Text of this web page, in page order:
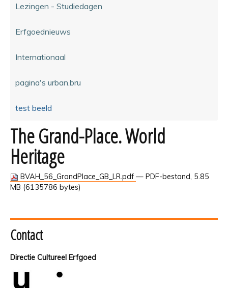
Lezingen - Studiedagen
Erfgoednieuws
Internationaal
pagina's urban.bru
test beeld
The Grand-Place. World
Heritage
BVAH_56_GrandPlace_GB_LR.pdf — PDF-bestand, 5.85
MB (6135786 bytes)
Contact
Directie Cultureel Erfgoed